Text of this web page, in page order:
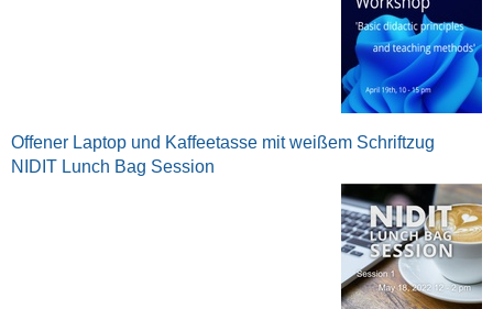
Offener Laptop und Kaffeetasse mit weißem Schriftzug
NIDIT Lunch Bag Session